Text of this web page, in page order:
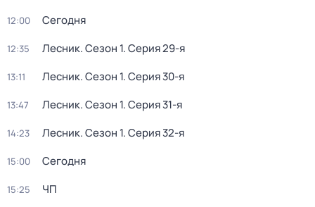
12:00 Сегодня
12:35 Лесник. Сезон 1. Серия 29-я
13:11 Лесник. Сезон 1. Серия 30-я
13:47 Лесник. Сезон 1. Серия 31-я
14:23 Лесник. Сезон 1. Серия 32-я
15:00 Сегодня
15:25 ЧП